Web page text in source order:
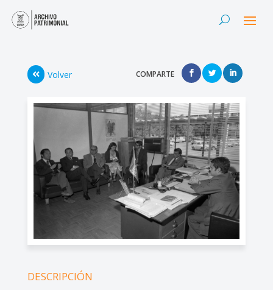
Volver COMPARTE
DESCRIPCIÓN